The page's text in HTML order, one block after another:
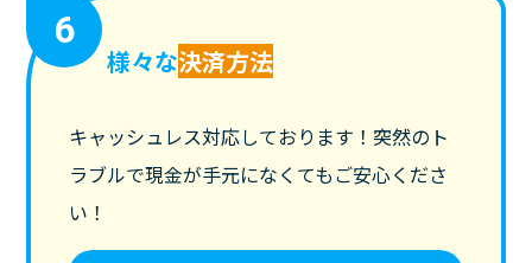
6
様々な決済方法
キャッシュレス対応しております！突然のト
ラブルで現金が手元になくてもご安心くださ
い！